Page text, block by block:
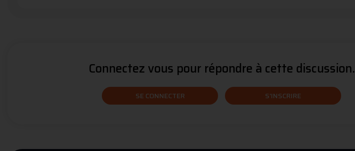
Connectez vous pour répondre à cette discussion.
SE CONNECTER S'INSCRIRE